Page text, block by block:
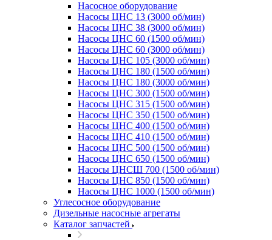
Насосное оборудование
Насосы ЦНС 13 (3000 об/мин)
Насосы ЦНС 38 (3000 об/мин)
Насосы ЦНС 60 (1500 об/мин)
Насосы ЦНС 60 (3000 об/мин)
Насосы ЦНС 105 (3000 об/мин)
Насосы ЦНС 180 (1500 об/мин)
Насосы ЦНС 180 (3000 об/мин)
Насосы ЦНС 300 (1500 об/мин)
Насосы ЦНС 315 (1500 об/мин)
Насосы ЦНС 350 (1500 об/мин)
Насосы ЦНС 400 (1500 об/мин)
Насосы ЦНС 410 (1500 об/мин)
Насосы ЦНС 500 (1500 об/мин)
Насосы ЦНС 650 (1500 об/мин)
Насосы ЦНСШ 700 (1500 об/мин)
Насосы ЦНС 850 (1500 об/мин)
Насосы ЦНС 1000 (1500 об/мин)
Углесосное оборудование
Дизельные насосные агрегаты
Каталог запчастей